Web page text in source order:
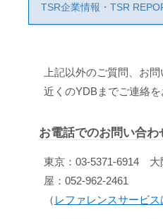
上記以外のご質問、お
近くのYDBまでご連絡を
お電話でのお問い合わ
東京：03-5371-6914
屋：052-962-2461
（ レファレンスサービス